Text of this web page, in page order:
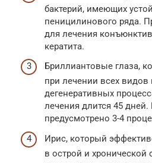
бактерий, имеющих
пеницилинового ряда.
для лечения
кератита.
Бриллиантовые глаза,
при лечении всех
дегенеративных
лечения длится 45 дней.
предусмотрено 3-4
Ирис, который
в острой и хронической